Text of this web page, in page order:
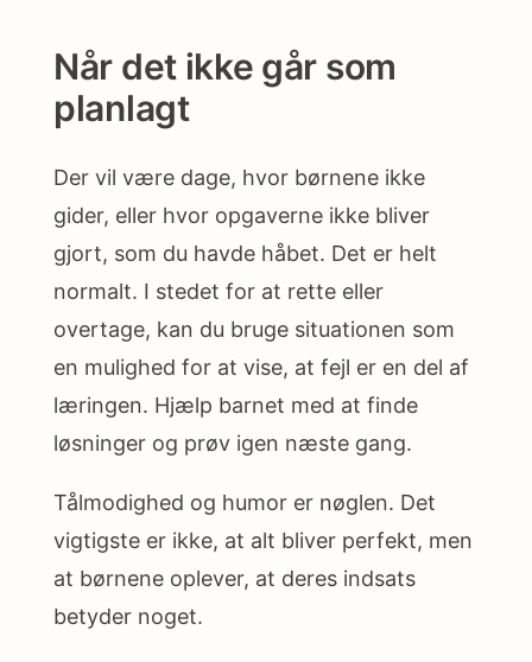
Når det ikke går som
planlagt
Der vil være dage, hvor børnene ikke
gider, eller hvor opgaverne ikke bliver
gjort, som du havde håbet. Det er helt
normalt. I stedet for at rette eller
overtage, kan du bruge situationen som
en mulighed for at vise, at fejl er en del af
læringen. Hjælp barnet med at finde
løsninger og prøv igen næste gang.
Tålmodighed og humor er nøglen. Det
vigtigste er ikke, at alt bliver perfekt, men
at børnene oplever, at deres indsats
betyder noget.